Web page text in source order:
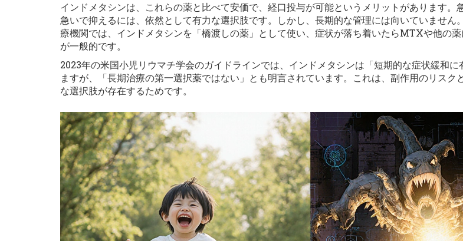
インドメタシンは、これらの薬と比べて安価で、経口投与が可能というメリットがあります。
急いで抑えるには、依然として有力な選択肢です。しかし、長期的な管理には向いていません
療機関では、インドメタシンを「橋渡しの薬」として使い、症状が落ち着いたらMTXや他の
が一般的です。
2023年の米国小児リウマチ学会のガイドラインでは、インドメタシンは「短期的な症状緩和に
ますが、「長期治療の第一選択薬ではない」とも明言されています。これは、副作用のリスク
な選択肢が存在するためです。